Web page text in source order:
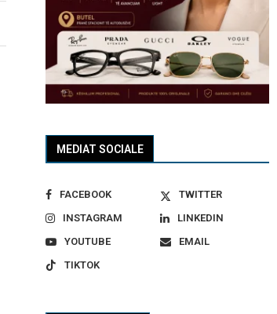
MEDIAT SOCIALE
FACEBOOK
TWITTER
INSTAGRAM
LINKEDIN
YOUTUBE
EMAIL
TIKTOK